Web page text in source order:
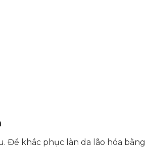
Để khắc phục làn da lão hóa bằng